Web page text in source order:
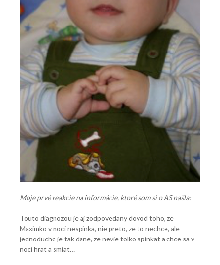
Moje prvé reakcie na informácie, ktoré som si o AS našla:
Touto diagnozou je aj zodpovedany dovod toho, ze
Maximko v noci nespinka, nie preto, ze to nechce, ale
jednoducho je tak dane, ze nevie tolko spinkat a chce sa v
noci hrat a smiat…